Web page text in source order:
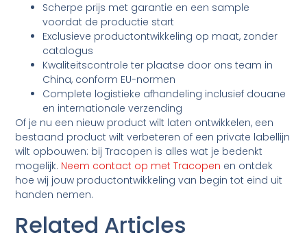
Scherpe prijs met garantie en een sample
voordat de productie start
Exclusieve productontwikkeling op maat, zonder
catalogus
Kwaliteitscontrole ter plaatse door ons team in
China, conform EU-normen
Complete logistieke afhandeling inclusief douane
en internationale verzending
Of je nu een nieuw product wilt laten ontwikkelen, een
bestaand product wilt verbeteren of een private labellijn
wilt opbouwen: bij Tracopen is alles wat je bedenkt
mogelijk. Neem contact op met Tracopen en ontdek
hoe wij jouw productontwikkeling van begin tot eind uit
handen nemen.
Related Articles